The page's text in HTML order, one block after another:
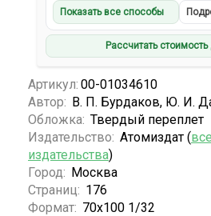
Показать все способы
Рассчитать
Артикул: 00-01034610
Автор: В. П. Бурдаков, Ю. И.
Обложка: Твердый переплет
Издательство: Атомиздат (
издательства)
Город: Москва
Страниц: 176
Формат: 70х100 1/32